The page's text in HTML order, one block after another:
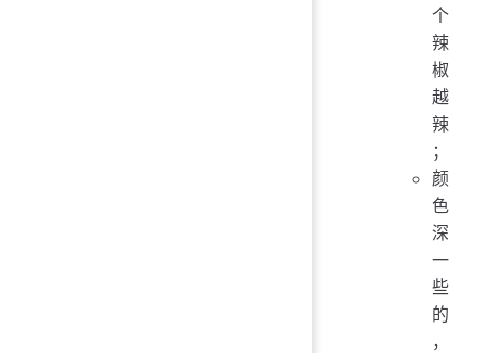
个
辣
椒
越
辣
；
颜
色
深
一
些
的
，